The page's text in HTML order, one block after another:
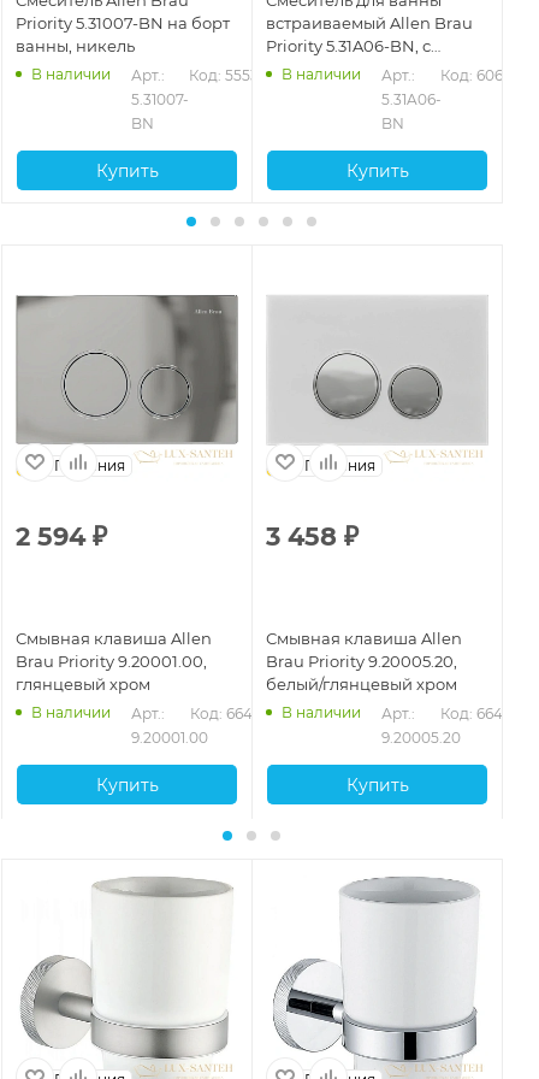
Priority 5.31007-BN на борт
ванны, никель
В наличии
Арт.:
5.31007-
BN
Код: 55530
Купить
встраиваемый Allen Brau
Priority 5.31A06-BN, с
внутренней частью,
никель брашированный
В наличии
Арт.:
5.31A06-
BN
Код: 60670
Купить
Германия
2 594₽
Смывная клавиша Allen
Brau Priority 9.20001.00,
глянцевый хром
В наличии
Арт.:
9.20001.00
Код: 66427
Купить
Германия
3 458 ₽
Смывная клавиша Allen
Brau Priority 9.20005.20,
белый/глянцевый хром
В наличии
Арт.:
9.20005.20
Код: 66431
Купить